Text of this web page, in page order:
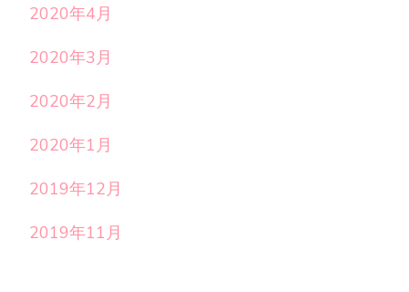
2020年4月
2020年3月
2020年2月
2020年1月
2019年12月
2019年11月